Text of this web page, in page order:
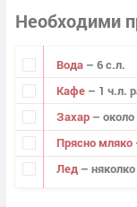
Необходими
Вода – 6 с.л.
Кафе – 1 ч.л.
Захар – около
Прясно мляко
Лед –